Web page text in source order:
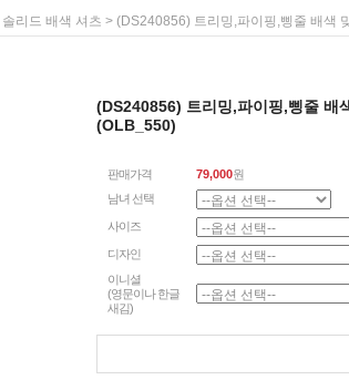
솔리드 배색 셔츠 > (DS240856) 트리밍,파이핑,삥줄 배색
(DS240856) 트리밍,파이핑,삥줄 배
(OLB_550)
판매가격 79,000원
남녀 선택
사이즈
디자인
이니셜
(영문이나 한글
새김)